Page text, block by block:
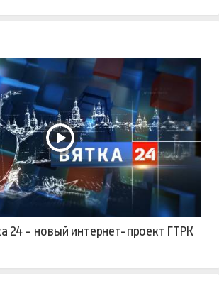
24 - новый интернет-проект ГТРК